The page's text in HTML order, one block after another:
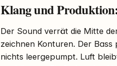
Klang und
Der Sound verrät die Mitte
zeichnen Konturen. Der
nichts leergepumpt. Luft